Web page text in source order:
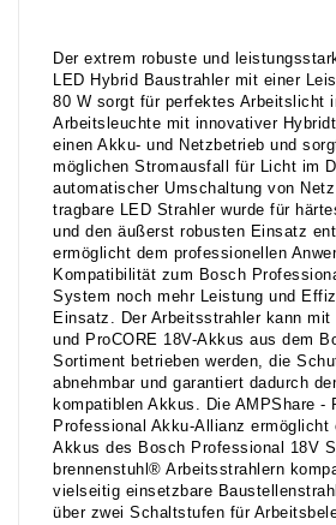
Der extrem robuste und
LED Hybrid Baustrahler mit einer
80 W sorgt für perfektes Arbeitslicht
Arbeitsleuchte mit innovativer
einen Akku- und Netzbetrieb und
möglichen Stromausfall für Licht im
automatischer Umschaltung von
tragbare LED Strahler wurde für
und den äußerst robusten Einsatz
ermöglicht dem professionellen
Kompatibilität zum Bosch
System noch mehr Leistung und
Einsatz. Der Arbeitsstrahler kann mit
und ProCORE 18V-Akkus aus dem
Sortiment betrieben werden, die
abnehmbar und garantiert dadurch
kompatiblen Akkus. Die AMPShare -
Professional Akku-Allianz ermöglicht
Akkus des Bosch Professional 18V
brennenstuhl® Arbeitsstrahlern
vielseitig einsetzbare
über zwei Schaltstufen für